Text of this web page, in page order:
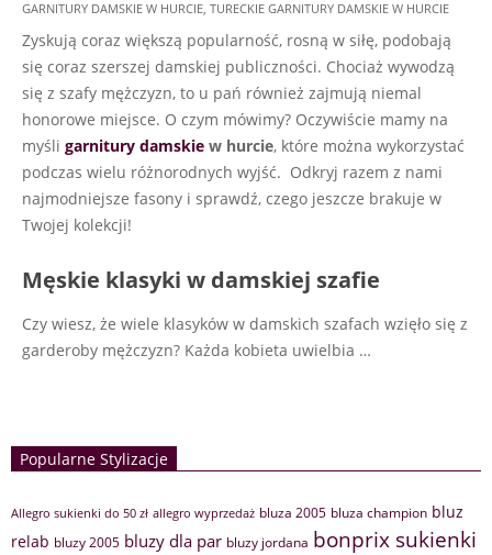
GARNITURY DAMSKIE W HURCIE TURECKIE GARNITURY DAMSKIE W HURCIE
Zyskują coraz większą popularność, rosną w siłę, podobają
się coraz szerszej damskiej publiczności. Chociaż wywodzą
się z szafy mężczyzn, to u pań również zajmują niemal
honorowe miejsce. O czym mówimy? Oczywiście mamy na
myśli garnitury damskie w hurcie, które można wykorzystać
podczas wielu różnorodnych wyjść. Odkryj razem z nami
najmodniejsze fasony i sprawdź, czego jeszcze brakuje w
Twojej kolekcji!
Męskie klasyki w damskiej szafie
Czy wiesz, że wiele klasyków w damskich szafach wzięło się z
garderoby mężczyzn? Każda kobieta uwielbia …
Popularne Stylizacje
Allegro sukienki do 50 zł allegro wyprzedaż bluza 2005 bluza champion bluz
relab bluzy 2005 bluzy dla par bluzy jordana bonprix sukienki